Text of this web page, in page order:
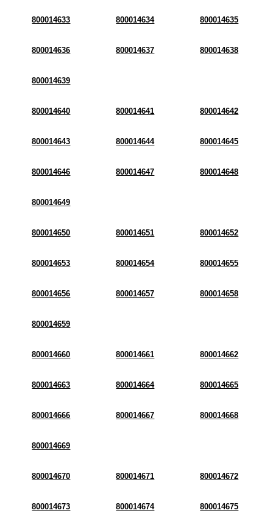
800014633 800014634 800014635
800014636 800014637 800014638
800014639
800014640 800014641 800014642
800014643 800014644 800014645
800014646 800014647 800014648
800014649
800014650 800014651 800014652
800014653 800014654 800014655
800014656 800014657 800014658
800014659
800014660 800014661 800014662
800014663 800014664 800014665
800014666 800014667 800014668
800014669
800014670 800014671 800014672
800014673 800014674 800014675